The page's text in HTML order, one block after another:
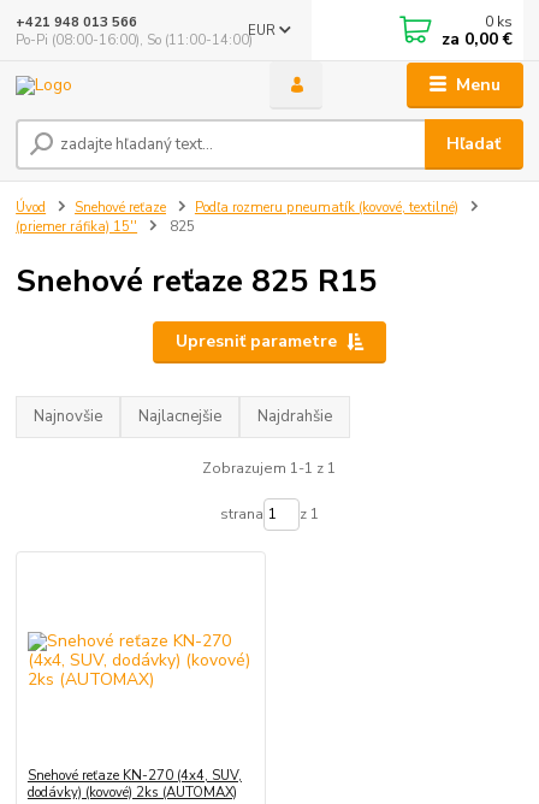
Menu
EUR
Hľadať
+421 948 013 566
Po-Pi (08:00-16:00), So (11:00-14:00)
0 ks
za 0,00 €
Úvod Snehové reťaze
Podľa rozmeru pneumatík (kovové, textilné)
(priemer ráfika) 15''
825
Snehové reťaze 825 R15
Upresniť parametre
Najnovšie Najlacnejšie Najdrahšie
Zobrazujem 1-1 z 1
strana z 1
Snehové reťaze KN-270 (4x4, SUV,
dodávky) (kovové) 2ks (AUTOMAX)